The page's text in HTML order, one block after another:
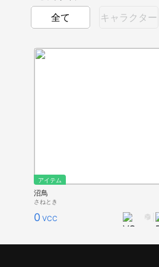
全て キャラクター
アイテム
沼鳥
さねとき
0 VCC